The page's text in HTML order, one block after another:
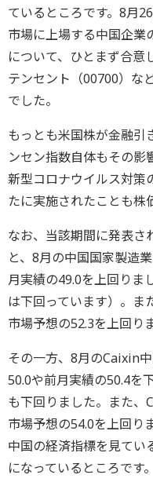
ているところです。8月
市場に上場する中国企業
について、ひとまず合意
テンセント（00700）な
でした。
もっとも米国株が金融引
ンセン指数自体もその影
新型コロナウイルス対策
たに実施されたことも株
なお、当該期間に発表さ
と、8月の中国国家製造
月実績の49.0を上回りま
は下回っています）。ま
市場予想の52.3を上回り
その一方、8月のCaixin
50.0や前月実績の50.4を
も下回りました。また、
市場予想の54.0を上回り
中国の経済指標を見てい
になっているところです